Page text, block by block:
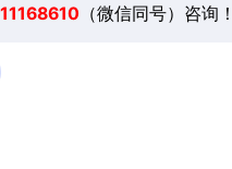
（微信同号）咨询！